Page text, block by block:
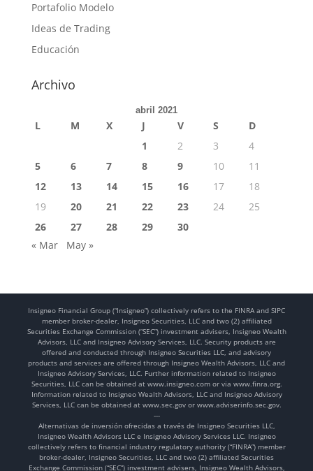
Portafolio Modelo
Ideas de Trading
Educación
Archivo
abril 2021
L M X J V S
D
1
2 3
4
5
6 7 8 9 10
11
12
13 14 15 16 17
18
19
20 21 22 23 24
25
26
27 28 29
30
« Mar
May »
Insigneo Financial Group (“Insigneo”) collectively refers to the FINRA and SIPC
member broker-dealer, Insigneo Securities, LLC and two (2) affiliated
Securities Exchange Commission (“SEC”) investment advisers, Insigneo Wealth
Advisors, LLC and Insigneo Advisory Services, LLC. Security products are
offered and conducted through Insigneo Securities LLC, and advisory
products and services are offered through Insigneo Wealth Advisors, LLC and
Insigneo Advisory Services, LLC. Further information related to Insigneo
Securities, LLC can be obtained at www.insigneo.com or via www.finra.org.
Information related to Insigneo Wealth Advisors, LLC and Insigneo Advisory
Services, LLC can be obtained at www.sec.gov or www.adviserinfo.sec.gov.
---
Alternativas de inversión ofrecidas a través de Insigneo Securities LLC,
Insigneo Wealth Advisors LLC e Insigneo Advisory Services LLC. Insigneo
collectively refers to financial industry regulatory authority (“FINRA”) member
broker-dealer, Insigneo Securities, LLC and two (2) affiliated Securities
Exchange Commission (“SEC”) investment advisers, Insigneo Wealth Advisors,